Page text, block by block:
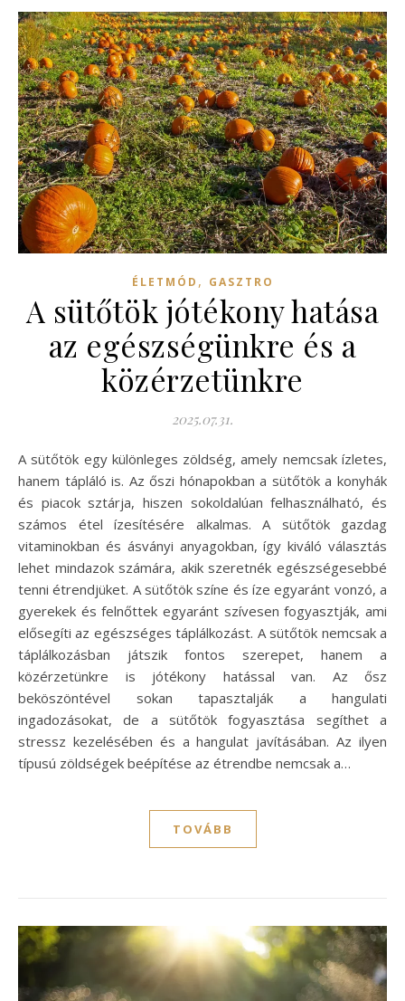
ÉLETMÓD , GASZTRO
A sütőtök jótékony hatása
az egészségünkre és a
közérzetünkre
2025.07.31.
A sütőtök egy különleges zöldség, amely nemcsak ízletes,
hanem tápláló is. Az őszi hónapokban a sütőtök a konyhák
és piacok sztárja, hiszen sokoldalúan felhasználható, és
számos étel ízesítésére alkalmas. A sütőtök gazdag
vitaminokban és ásványi anyagokban, így kiváló választás
lehet mindazok számára, akik szeretnék egészségesebbé
tenni étrendjüket. A sütőtök színe és íze egyaránt vonzó, a
gyerekek és felnőttek egyaránt szívesen fogyasztják, ami
elősegíti az egészséges táplálkozást. A sütőtök nemcsak a
táplálkozásban játszik fontos szerepet, hanem a
közérzetünkre is jótékony hatással van. Az ősz
beköszöntével sokan tapasztalják a hangulati
ingadozásokat, de a sütőtök fogyasztása segíthet a
stressz kezelésében és a hangulat javításában. Az ilyen
típusú zöldségek beépítése az étrendbe nemcsak a…
TOVÁBB